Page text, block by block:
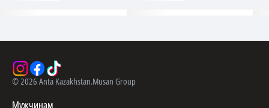
©2026 Anta Kazakhstan.Musan Group